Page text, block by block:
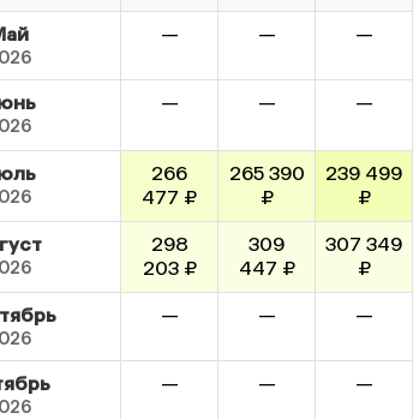
— — —
— — —
266
477 ₽
265 390
₽
239 499
₽
298
203 ₽
309
447 ₽
307 349
₽
— — —
— — —